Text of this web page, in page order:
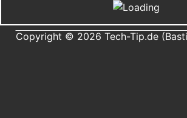
Copyright © 2026 Tech-Tip.de